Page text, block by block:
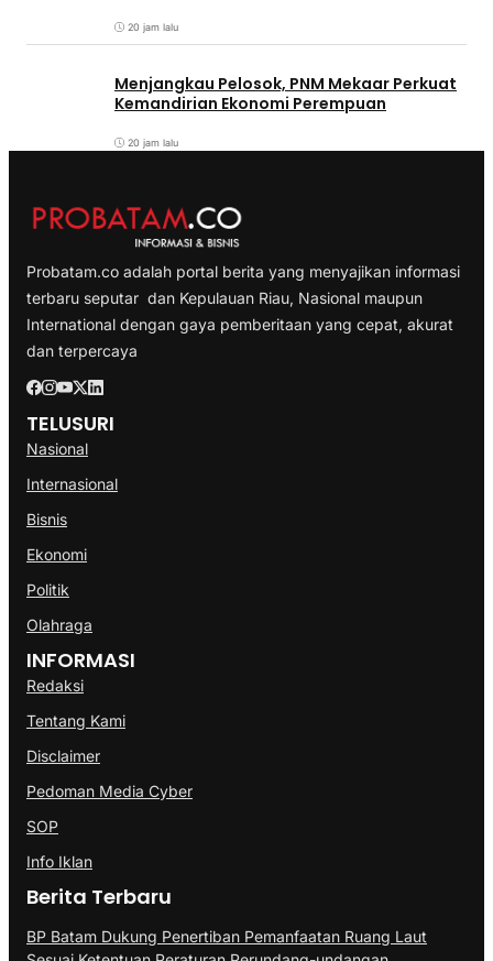
20 jam lalu
Menjangkau Pelosok, PNM Mekaar Perkuat
Kemandirian Ekonomi Perempuan
20 jam lalu
Probatam.co adalah portal berita yang menyajikan informasi
terbaru seputar dan Kepulauan Riau, Nasional maupun
International dengan gaya pemberitaan yang cepat, akurat
dan terpercaya
TELUSURI
Nasional
Internasional
Bisnis
Ekonomi
Politik
Olahraga
INFORMASI
Redaksi
Tentang Kami
Disclaimer
Pedoman Media Cyber
SOP
Info Iklan
Berita Terbaru
BP Batam Dukung Penertiban Pemanfaatan Ruang Laut